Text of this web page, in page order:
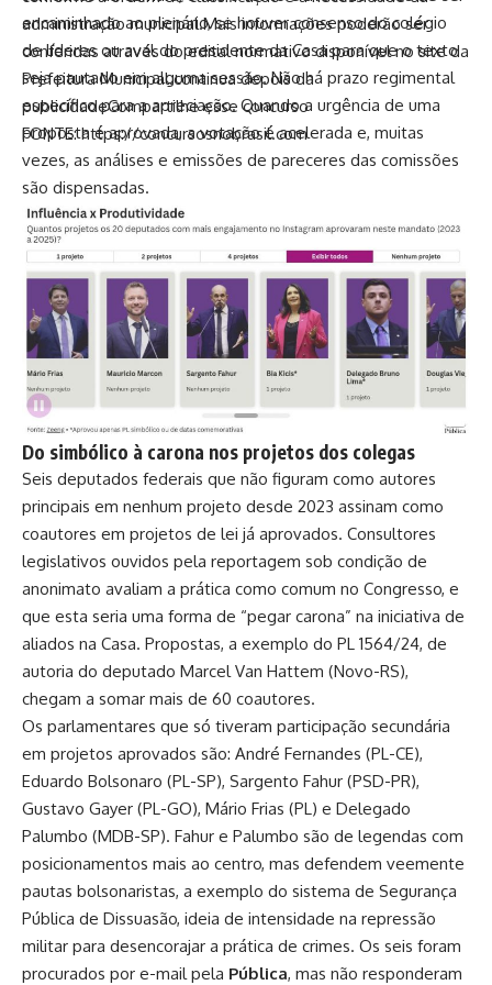
encaminhado ao plenário, se houver consenso do colégio
de líderes ou aval do presidente da Casa para que o texto
seja pautado em alguma sessão. Não há prazo regimental
específico para a apreciação. Quando a urgência de uma
proposta é aprovada, a votação é acelerada e, muitas
vezes, as análises e emissões de pareceres das comissões
são dispensadas.
Do simbólico à carona nos projetos dos colegas
Seis deputados federais que não figuram como autores
principais em nenhum projeto desde 2023 assinam como
coautores em projetos de lei já aprovados. Consultores
legislativos ouvidos pela reportagem sob condição de
anonimato avaliam a prática como comum no Congresso, e
que esta seria uma forma de “pegar carona” na iniciativa de
aliados na Casa. Propostas, a exemplo do PL 1564/24, de
autoria do deputado Marcel Van Hattem (Novo-RS),
chegam a somar mais de 60 coautores.
Os parlamentares que só tiveram participação secundária
em projetos aprovados são: André Fernandes (PL-CE),
Eduardo Bolsonaro (PL-SP), Sargento Fahur (PSD-PR),
Gustavo Gayer (PL-GO), Mário Frias (PL) e Delegado
Palumbo (MDB-SP). Fahur e Palumbo são de legendas com
posicionamentos mais ao centro, mas defendem veemente
pautas bolsonaristas, a exemplo do sistema de Segurança
Pública de Dissuasão, ideia de intensidade na repressão
militar para desencorajar a prática de crimes. Os seis foram
procurados por e-mail pela Pública, mas não responderam
administração municipal.Mais informações poderão ser
conferidas através do edital normativo disponível no site da
Prefeitura Municipal.continua depois da
publicidadeCompartilhe esse concurso
FONTE: https://concursosnobrasil.com